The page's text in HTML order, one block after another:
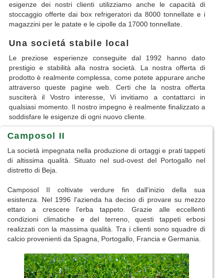
esigenze dei nostri clienti utilizziamo anche le capacità di
stoccaggio offerte dai box refrigeratori da 8000 tonnellate e i
magazzini per le patate e le cipolle da 17000 tonnellate.
Una societá stabile local
Le preziose esperienze conseguite dal 1992 hanno dato
prestigio e stabilità alla nostra società. La nostra offerta di
prodotto è realmente complessa, come potete appurare anche
attraverso queste pagine web. Certi che la nostra offerta
susciterà il Vostro interesse, Vi invitiamo a contattarci in
qualsiasi momento. Il nostro impegno è realmente finalizzato a
soddisfare le esigenze di ogni nuovo cliente.
Camposol II
La società impegnata nella produzione di ortaggi e prati tappeti
di altissima qualità. Situato nel sud-ovest del Portogallo nel
distretto di Beja.
Camposol II coltivate verdure fin dall'inizio della sua
esistenza. Nel 1996 l'azienda ha deciso di provare su mezzo
ettaro a crescere l'erba tappeto. Grazie alle eccellenti
condizioni climatiche e del terreno, questi tappeti erbosi
realizzati con la massima qualità. Tra i clienti sono squadre di
calcio provenienti da Spagna, Portogallo, Francia e Germania.